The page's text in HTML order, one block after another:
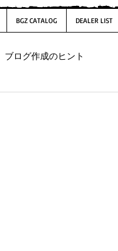
BGZ CATALOG DEALER LIST
ブログ作成のヒント